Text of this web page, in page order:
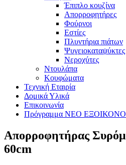
Έπιπλο κουζίνα
Απορροφητήρες
Φούρνοι
Εστίες
Πλυντήρια πιάτων
Ψυγειοκαταψύκτες
Νεροχύτες
Ντουλάπα
Κουφώματα
Τεχνική Εταιρία
Δομικά Υλικά
Επικοινωνία
Πρόγραμμα ΝΕΟ
Απορροφητήρας
60cm